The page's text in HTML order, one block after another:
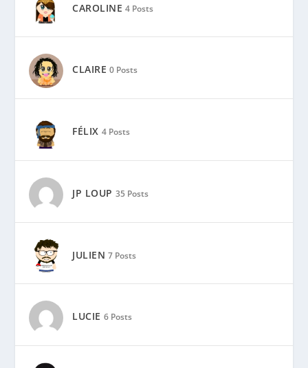
CAROLINE 4 Posts
CLAIRE 0 Posts
FÉLIX 4 Posts
JP LOUP 35 Posts
JULIEN 7 Posts
LUCIE 6 Posts